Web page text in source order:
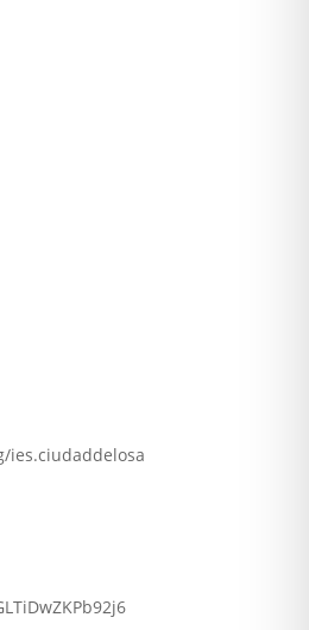
ies.ciudaddelosa